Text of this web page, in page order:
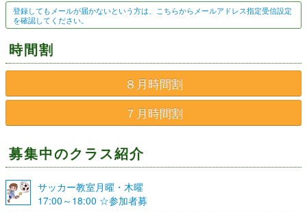
登録してもメールが届かないという方は、こちらからメールアドレス指定受信設定
を確認してください。
時間割
８月時間割
７月時間割
募集中のクラス紹介
サッカー教室月曜・木曜
17:00～18:00 ☆参加者募